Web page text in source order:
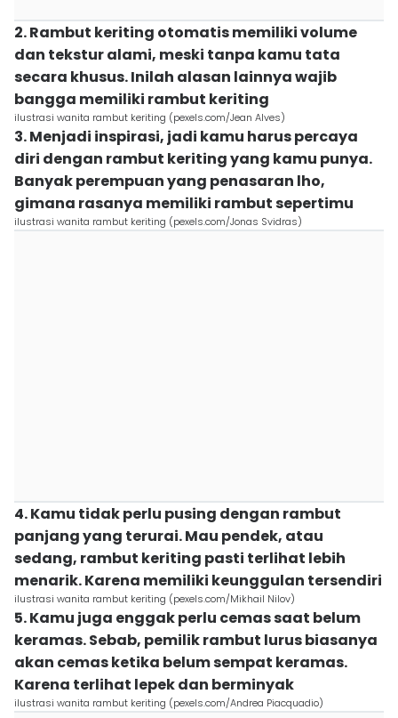
2. Rambut keriting otomatis memiliki volume
dan tekstur alami, meski tanpa kamu tata
secara khusus. Inilah alasan lainnya wajib
bangga memiliki rambut keriting
ilustrasi wanita rambut keriting (pexels.com/Jean Alves)
3. Menjadi inspirasi, jadi kamu harus percaya
diri dengan rambut keriting yang kamu punya.
Banyak perempuan yang penasaran lho,
gimana rasanya memiliki rambut sepertimu
ilustrasi wanita rambut keriting (pexels.com/Jonas Svidras)
4. Kamu tidak perlu pusing dengan rambut
panjang yang terurai. Mau pendek, atau
sedang, rambut keriting pasti terlihat lebih
menarik. Karena memiliki keunggulan tersendiri
ilustrasi wanita rambut keriting (pexels.com/Mikhail Nilov)
5. Kamu juga enggak perlu cemas saat belum
keramas. Sebab, pemilik rambut lurus biasanya
akan cemas ketika belum sempat keramas.
Karena terlihat lepek dan berminyak
ilustrasi wanita rambut keriting (pexels.com/Andrea Piacquadio)